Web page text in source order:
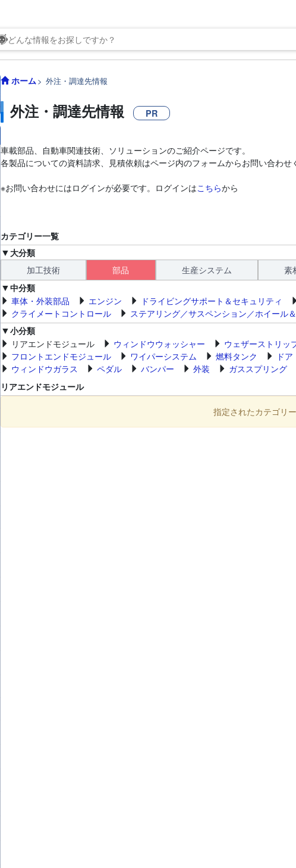
ホーム 外注・調達先情報
外注・調達先情報 PR
車載部品、自動車関連技術、ソリューションのご紹介ページです。
各製品についての資料請求、見積依頼はページ内のフォームからお問い合わせ
※お問い合わせにはログインが必要です。ログインはこちらから
カテゴリー一覧
大分類
加工技術
部品 生産システム 素
中分類
車体・外装部品
エンジン ドライビングサポート＆セキュリティ
クライメートコントロール
ステアリング／サスペンション／ホイール
小分類
リアエンドモジュール
ウィンドウウォッシャー ウェザーストリッ
フロントエンドモジュール
ワイパーシステム 燃料タンク ドア
ウィンドウガラス
ペダル バンパー 外装 ガススプリング
リアエンドモジュール
指定されたカテゴリ